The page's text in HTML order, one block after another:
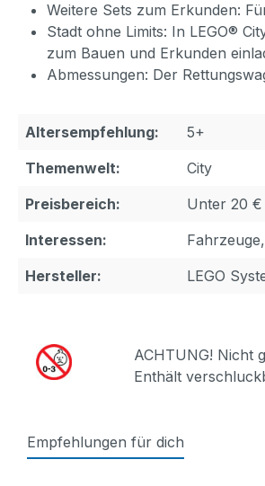
Weitere Sets zum Erkunden:
Stadt ohne Limits: In LEGO®
zum Bauen und Erkunden
Abmessungen: Der
Altersempfehlung:
5+
Themenwelt:
City
Preisbereich:
Unter 20 €
Interessen:
Hersteller:
LEGO
ACHTUNG! Nicht
Enthält
Empfehlungen für dich